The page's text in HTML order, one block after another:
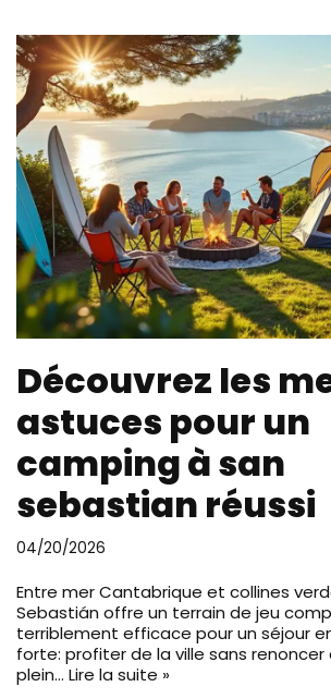
Découvrez les
astuces pour un
camping à san
sebastian réussi
04/20/2026
Entre mer Cantabrique et collines
Sebastián offre un terrain de jeu
terriblement efficace pour un séjour
forte: profiter de la ville sans renoncer
plein… Lire la suite »